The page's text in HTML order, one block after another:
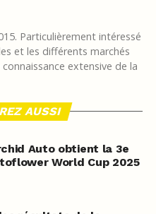
Particulièrement intéressé
et les différents marchés
extensive de la
AUSSI
Auto obtient la 3e
World Cup 2025